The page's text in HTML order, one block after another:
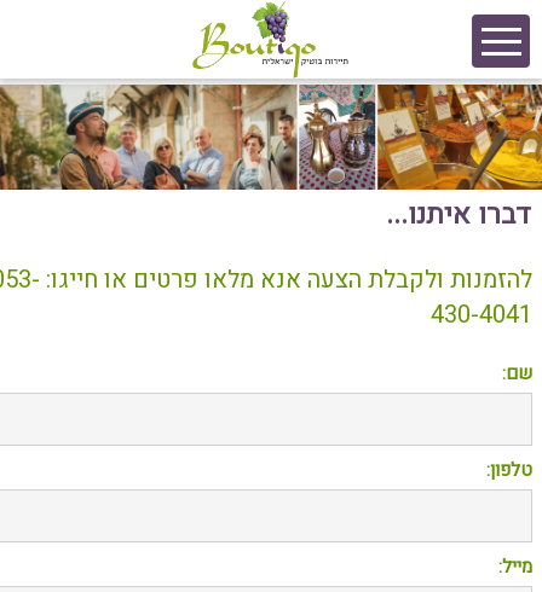
דברו איתנו...
להזמנות ולקבלת הצעה אנא מלאו
430-4041
שם:
טלפון:
מייל: